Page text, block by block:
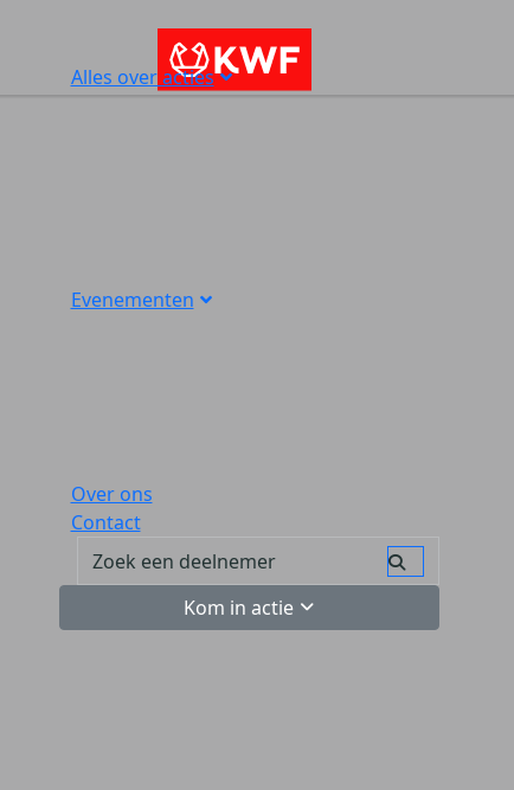
Alles over acties
Evenementen
Over ons
Contact
Kom in actie